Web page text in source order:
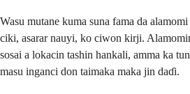
Wasu mutane kuma suna fama da
ciki, asarar nauyi, ko ciwon kirji.
sosai a lokacin tashin hankali, amma ka
masu inganci don taimaka maka jin daɗi.